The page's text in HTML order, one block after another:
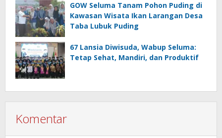
GOW Seluma Tanam Pohon Puding di
Kawasan Wisata Ikan Larangan Desa
Taba Lubuk Puding
67 Lansia Diwisuda, Wabup Seluma:
Tetap Sehat, Mandiri, dan Produktif
Komentar